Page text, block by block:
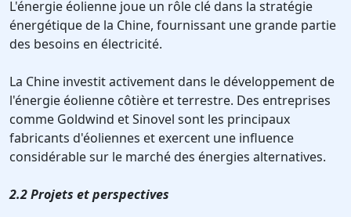
L'énergie éolienne joue un rôle clé dans la stratégie
énergétique de la Chine, fournissant une grande partie
des besoins en électricité.
La Chine investit activement dans le développement de
l'énergie éolienne côtière et terrestre. Des entreprises
comme Goldwind et Sinovel sont les principaux
fabricants d'éoliennes et exercent une influence
considérable sur le marché des énergies alternatives.
2.2 Projets et perspectives